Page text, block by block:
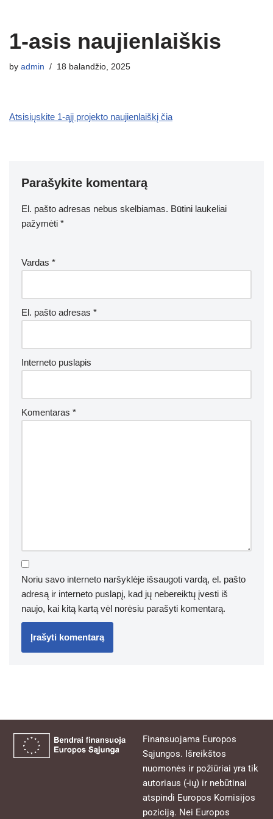
1-asis naujienlaiškis
by admin 18 balandžio, 2025
Atsisiųskite 1-ąjį projekto naujienlaiškį čia
Parašykite komentarą
El. pašto adresas nebus skelbiamas. Būtini laukeliai
pažymėti *
Vardas *
El. pašto adresas *
Interneto puslapis
Komentaras *
Noriu savo interneto naršyklėje išsaugoti vardą, el. pašto
adresą ir interneto puslapį, kad jų nebereiktų įvesti iš
naujo, kai kitą kartą vėl norėsiu parašyti komentarą.
Finansuojama Europos
Sąjungos. Išreikštos
nuomonės ir požiūriai yra tik
autoriaus (-ių) ir nebūtinai
atspindi Europos Komisijos
poziciją. Nei Europos